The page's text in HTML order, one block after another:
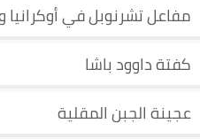
مفاعل تشرنوبل في أوكرانيا
كفتة داوود باشا
عجينة الجبن المقلية